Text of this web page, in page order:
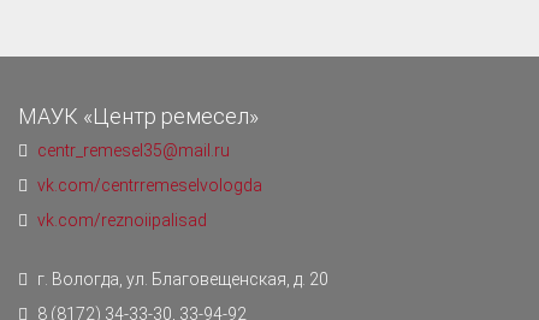
МАУК «Центр ремесел»
centr_remesel35@mail.ru
vk.com/centrremeselvologda
vk.com/reznoiipalisad
г. Вологда, ул. Благовещенская, д. 20
8 (8172) 34-33-30, 33-94-92